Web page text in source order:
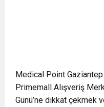
Medical Point
Primemall Alışveriş
Günü’ne dikkat çekmek